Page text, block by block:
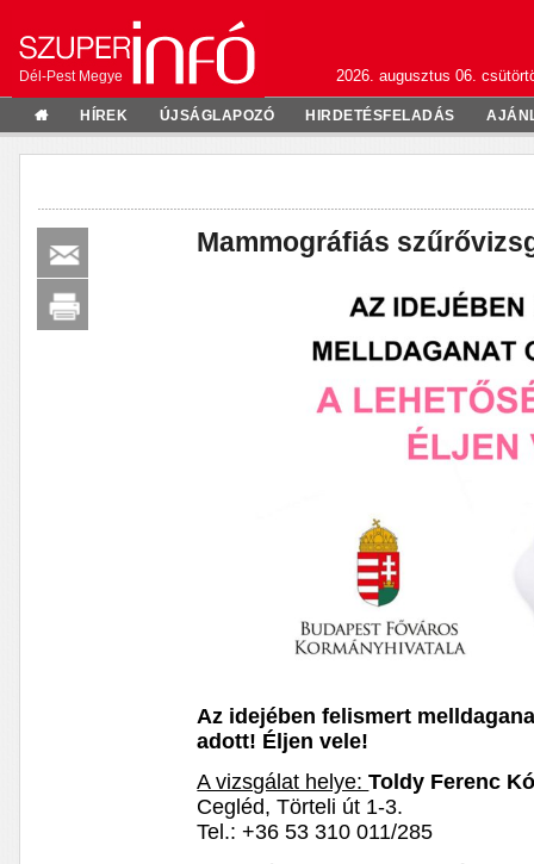
Dél-Pest Megye 2026. augusztus 06.
HÍREK ÚJSÁGLAPOZÓ HIRDETÉSFELADÁS
Mammográfiás
Az idejében felismert
adott! Éljen vele!
A vizsgálat helye:Toldy Ferenc
Cegléd, Törteli út 1-3.
Tel.: +36 53 310 011/285